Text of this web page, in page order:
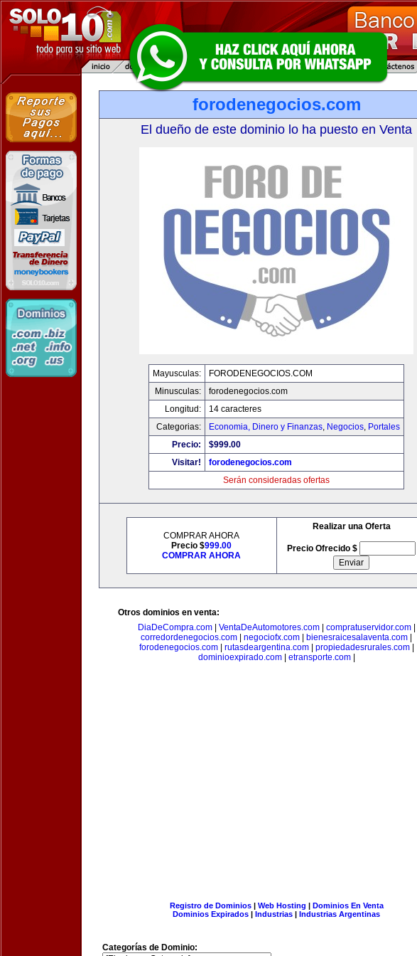
forodenegocios.com
El dueño de este dominio lo ha puesto en Venta
Mayusculas:
FORODENEGOCIOS.COM
Minusculas:
forodenegocios.com
Longitud:
14 caracteres
Categorias:
Economia, Dinero y Finanzas, Negocios, Portales
Precio:
$999.00
Visitar!
forodenegocios.com
Serán consideradas ofertas
COMPRAR AHORA
Precio $999.00
COMPRAR AHORA
Realizar una Oferta
Precio Ofrecido $
Otros dominios en venta:
DiaDeCompra.com| VentaDeAutomotores.com| compratuservidor.com|
corredordenegocios.com
negociofx.com bienesraicesalaventa.com
forodenegocios.com| rutasdeargentina.com| propiedadesrurales.com|
dominioexpirado.com| etransporte.com|
Registro de Dominios| Web Hosting | Dominios En Venta
Dominios Expirados | Industrias | Industrias Argentinas
Categorías de Dominio: